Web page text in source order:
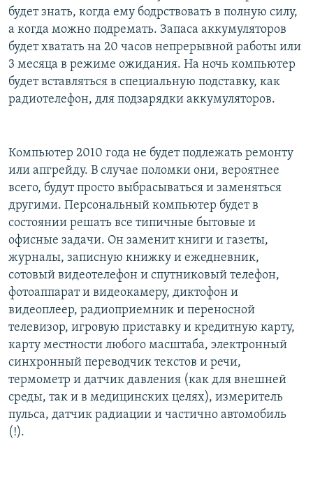
будет знать, когда ему бодрствовать в полную силу,
а когда можно подремать. Запаса аккумуляторов
будет хватать на 20 часов непрерывной работы или
3 месяца в режиме ожидания. На ночь компьютер
будет вставляться в специальную подставку, как
радиотелефон, для подзарядки аккумуляторов.
Компьютер 2010 года не будет подлежать ремонту
или апгрейду. В случае поломки они, вероятнее
всего, будут просто выбрасываться и заменяться
другими. Персональный компьютер будет в
состоянии решать все типичные бытовые и
офисные задачи. Он заменит книги и газеты,
журналы, записную книжку и ежедневник,
сотовый видеотелефон и спутниковый телефон,
фотоаппарат и видеокамеру, диктофон и
видеоплеер, радиоприемник и переносной
телевизор, игровую приставку и кредитную карту,
карту местности любого масштаба, электронный
синхронный переводчик текстов и речи,
термометр и датчик давления (как для внешней
среды, так и в медицинских целях), измеритель
пульса, датчик радиации и частично автомобиль
(!).